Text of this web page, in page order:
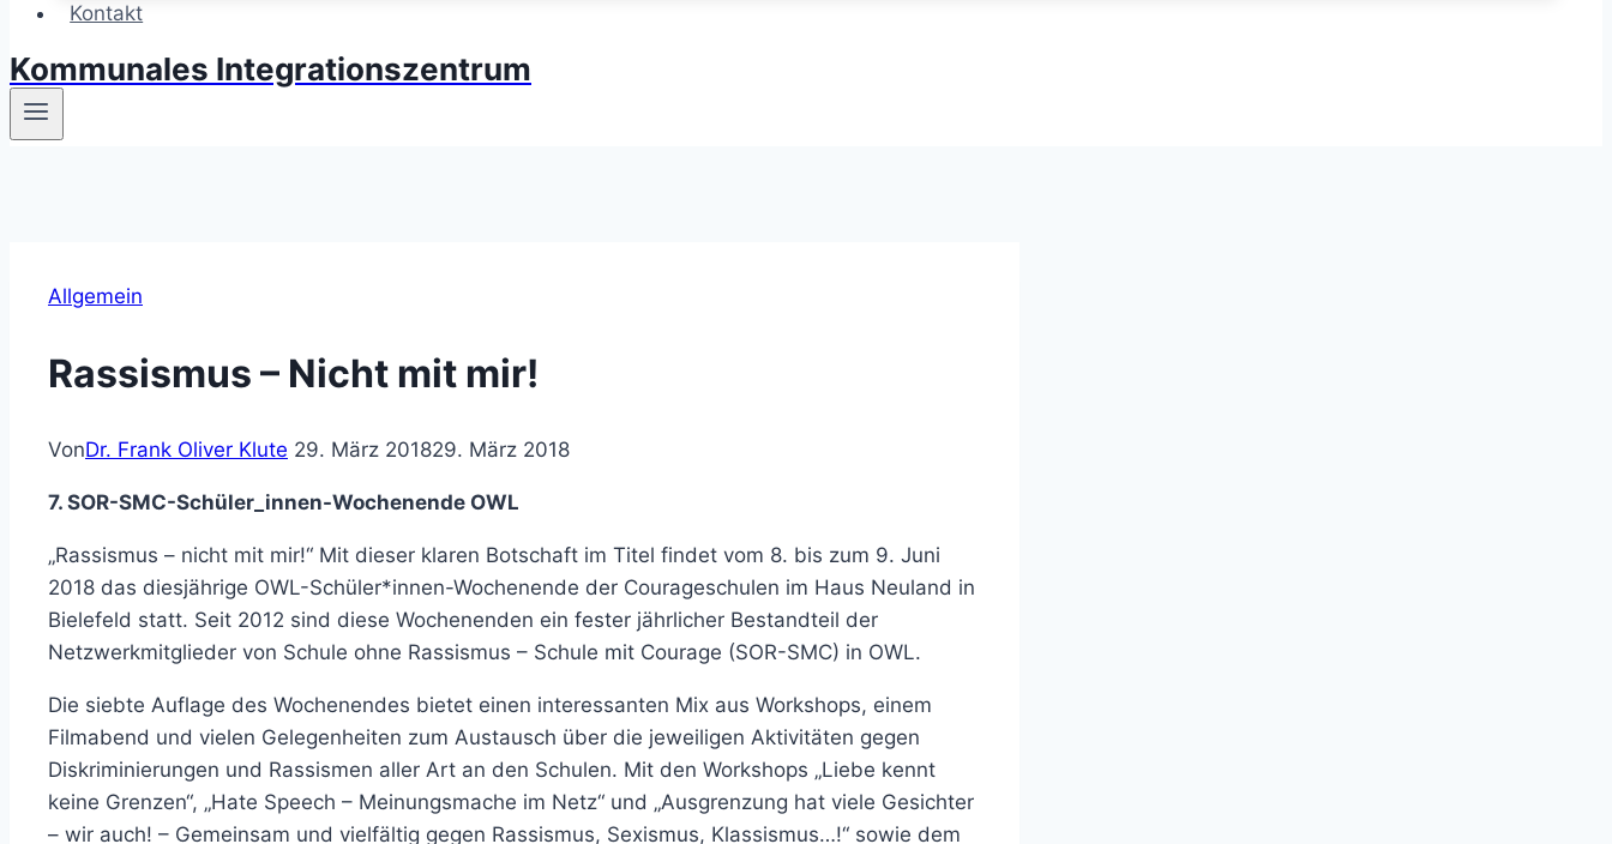
Kontakt
Kommunales Integrationszentrum
Allgemein
Rassismus – Nicht mit mir!
VonDr. Frank Oliver Klute 29. März 201829. März 2018
7. SOR-SMC-Schüler_innen-Wochenende OWL
„Rassismus – nicht mit mir!“ Mit dieser klaren Botschaft im Titel findet vom 8. bis zum 9. Juni
2018 das diesjährige OWL-Schüler*innen-Wochenende der Courageschulen im Haus Neuland in
Bielefeld statt. Seit 2012 sind diese Wochenenden ein fester jährlicher Bestandteil der
Netzwerkmitglieder von Schule ohne Rassismus – Schule mit Courage (SOR-SMC) in OWL.
Die siebte Auflage des Wochenendes bietet einen interessanten Mix aus Workshops, einem
Filmabend und vielen Gelegenheiten zum Austausch über die jeweiligen Aktivitäten gegen
Diskriminierungen und Rassismen aller Art an den Schulen. Mit den Workshops „Liebe kennt
keine Grenzen“, „Hate Speech – Meinungsmache im Netz“ und „Ausgrenzung hat viele Gesichter
– wir auch! – Gemeinsam und vielfältig gegen Rassismus, Sexismus, Klassismus…!“ sowie dem